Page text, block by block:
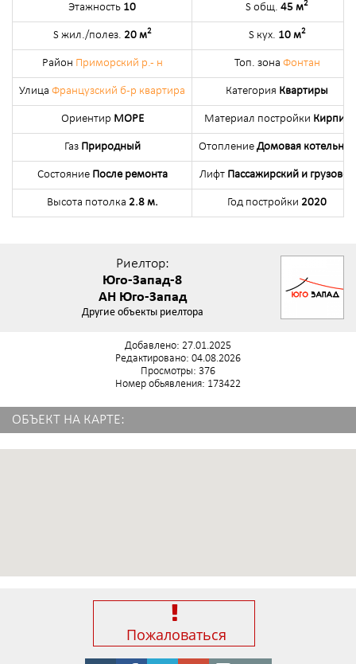
Этажность 10 S общ. 45 м2
S жил./полез. 20 м2 S кух. 10 м2
Район Приморский р.- н Топ. зона Фонтан
Улица Французский б-р квартира Категория Квартиры
Ориентир МОРЕ Материал постройки Кирпич
Газ Природный Отопление Домовая котельная
Состояние После ремонта Лифт Пассажирский и грузовой
Высота потолка 2.8 м. Год постройки 2020
Риелтор:
Юго-Запад-8
АН Юго-Запад
Другие объекты риелтора
Добавлено: 27.01.2025
Редактировано: 04.08.2026
Просмотры: 376
Номер обьявления: 173422
ОБЪЕКТ НА КАРТЕ:
Пожаловаться